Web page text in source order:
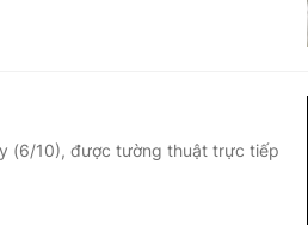
(6/10), được tường thuật trực tiếp